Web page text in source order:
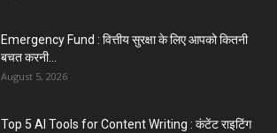
Emergency Fund : वित्तीय सुरक्षा के लिए आपको कितनी
बचत करनी...
August 5, 2026
Top 5 AI Tools for Content Writing : कंटेंट राइटिंग